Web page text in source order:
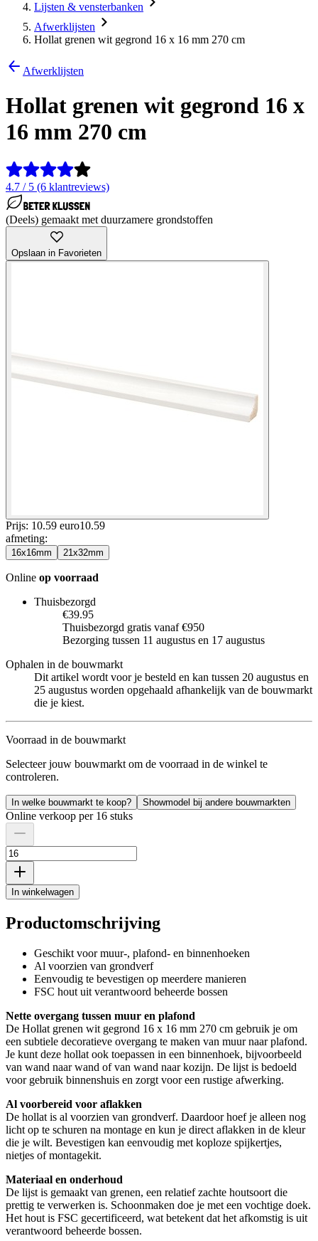
Lijsten & vensterbanken
Afwerklijsten
Hollat grenen wit gegrond 16 x 16 mm 270 cm
Afwerklijsten
Hollat grenen wit gegrond 16 x
16 mm 270 cm
4.7 / 5 (6 klantreviews)
(Deels) gemaakt met duurzamere grondstoffen
Opslaan in Favorieten
Prijs: 10.59 euro10.59
afmeting:
16x16mm 21x32mm
Online op voorraad
Thuisbezorgd
€39.95
Thuisbezorgd gratis vanaf €950
Bezorging tussen 11 augustus en 17 augustus
Ophalen in de bouwmarkt
Dit artikel wordt voor je besteld en kan tussen 20 augustus en
25 augustus worden opgehaald afhankelijk van de bouwmarkt
die je kiest.
Voorraad in de bouwmarkt
Selecteer jouw bouwmarkt om de voorraad in de winkel te
controleren.
In welke bouwmarkt te koop? Showmodel bij andere bouwmarkten
Online verkoop per 16 stuks
In winkelwagen
Productomschrijving
Geschikt voor muur-, plafond- en binnenhoeken
Al voorzien van grondverf
Eenvoudig te bevestigen op meerdere manieren
FSC hout uit verantwoord beheerde bossen
Nette overgang tussen muur en plafond
De Hollat grenen wit gegrond 16 x 16 mm 270 cm gebruik je om
een subtiele decoratieve overgang te maken van muur naar plafond.
Je kunt deze hollat ook toepassen in een binnenhoek, bijvoorbeeld
van wand naar wand of van wand naar kozijn. De lijst is bedoeld
voor gebruik binnenshuis en zorgt voor een rustige afwerking.
Al voorbereid voor aflakken
De hollat is al voorzien van grondverf. Daardoor hoef je alleen nog
licht op te schuren na montage en kun je direct aflakken in de kleur
die je wilt. Bevestigen kan eenvoudig met koploze spijkertjes,
nietjes of montagekit.
Materiaal en onderhoud
De lijst is gemaakt van grenen, een relatief zachte houtsoort die
prettig te verwerken is. Schoonmaken doe je met een vochtige doek.
Het hout is FSC gecertificeerd, wat betekent dat het afkomstig is uit
verantwoord beheerde bossen.